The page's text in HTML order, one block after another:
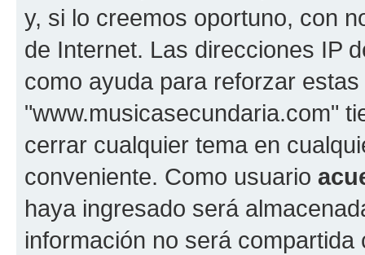
y, si lo creemos oportuno, con
de Internet. Las direcciones IP
como ayuda para reforzar
"www.musicasecundaria.com"
cerrar cualquier tema en
conveniente. Como usuario
haya ingresado será
información no será